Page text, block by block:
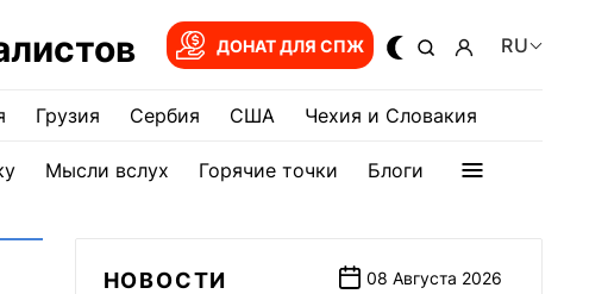
ДОНАТ ДЛЯ СПЖ RU
Грузия Сербия США Чехия и Словакия
Мысли вслух Горячие точки Блоги
НОВОСТИ 08 Августа 2026